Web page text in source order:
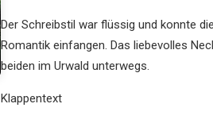
Der Schreibstil war flüssig und konnte
Romantik einfangen. Das liebevolles
beiden im Urwald unterwegs.
Klappentext